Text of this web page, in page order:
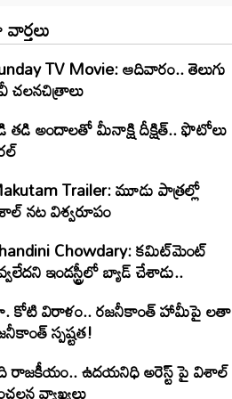
TV Movie: ఆదివారం.. తెలుగు
చ‌ల‌న‌చిత్రాలు
తడి అందాలతో మీనాక్షి దీక్షిత్‌.. ఫొటోలు
Trailer: మూడు పాత్రల్లో
నట విశ్వరూపం
Chowdary: కమిట్‌మెంట్
ఇండస్ట్రీలో బ్యాడ్ చేశాడు..
కోటి విరాళం.. రజనీకాంత్ హామీపై లతా
స్పష్టత!
రాజకీయం.. ఉదయనిధి అరెస్ట్ పై విశాల్